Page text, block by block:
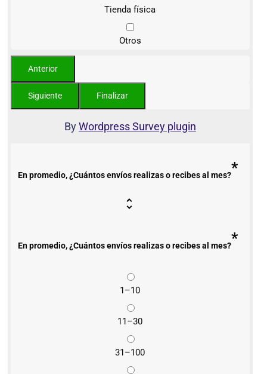
Tienda física
Otros
ByWordpress Survey plugin
En promedio, ¿Cuántos envíos realizas o recibes al mes?*
En promedio, ¿Cuántos envíos realizas o recibes al mes?*
1–10
11–30
31–100